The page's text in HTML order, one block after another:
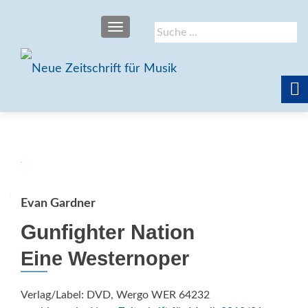
Suche
nach:
SCHALTE NAVIGATION
Evan Gardner
Gunfighter Nation
Eine Westernoper
Verlag/Label: DVD, Wergo WER 64232